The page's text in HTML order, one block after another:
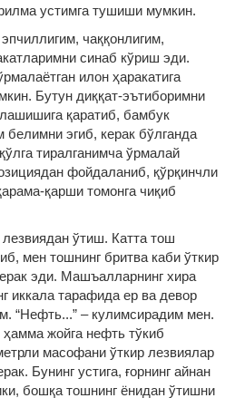
устимга тушиши мумкин.
чаққонлигим,
синаб кўриш эди.
илон ҳаракатига
Бутун диққат-эътиборимни
қаратиб, бамбук
белимни эгиб, керак бўлганда
тиралганимча ўрмалай
фойдаланиб, қўрқинчли
қарши томонга чиқиб
ўтиш. Катта тош
мен тошнинг бритва каби ўткир
эди. Машъалларнинг хира
иккала тарафида ер ва девор
“Нефть...” – кулимсирадим мен.
жойга нефть тўкиб
масофани ўткир лезвиялар
Бунинг устига, ғорнинг айнан
бошқа тошнинг ёнидан ўтишни